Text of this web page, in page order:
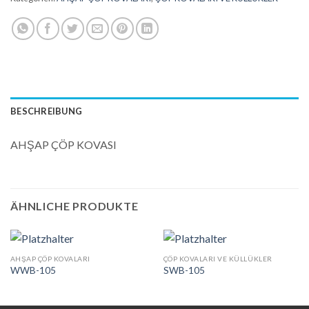
BESCHREIBUNG
AHŞAP ÇÖP KOVASI
ÄHNLICHE PRODUKTE
AHŞAP ÇÖP KOVALARI
WWB-105
ÇÖP KOVALARI VE KÜLLÜKLER
SWB-105